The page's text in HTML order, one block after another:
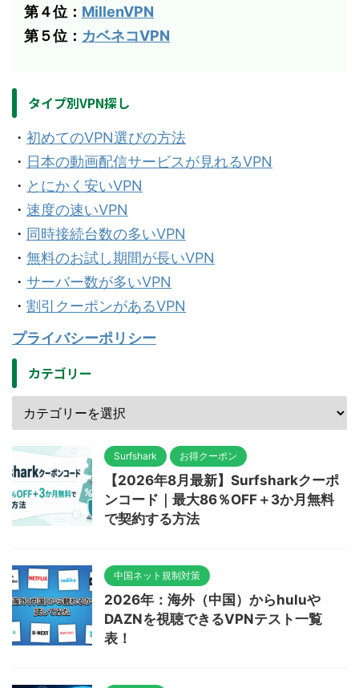
第４位： MillenVPN
第５位： カベネコVPN
タイプ別VPN探し
・ 初めてのVPN選びの方法
・ 日本の動画配信サービスが見れるVPN
・ とにかく安いVPN
・ 速度の速いVPN
・ 同時接続台数の多いVPN
・ 無料のお試し期間が長いVPN
・ サーバー数が多いVPN
・ 割引クーポンがあるVPN
プライバシーポリシー
カテゴリー
Surfshark お得クーポン
【2026年8月最新】Surfsharkクーポ
ンコード｜最大86％OFF＋3か月無料
で契約する方法
中国ネット規制対策
2026年：海外（中国）からhuluや
DAZNを視聴できるVPNテスト一覧
表！